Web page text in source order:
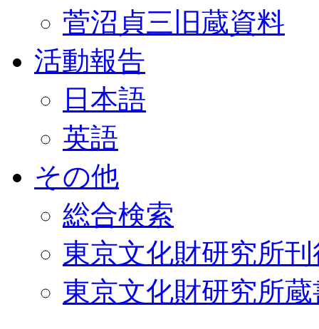
菅沼貞三旧蔵資料
活動報告
日本語
英語
その他
総合検索
東京文化財研究所
東京文化財研究所